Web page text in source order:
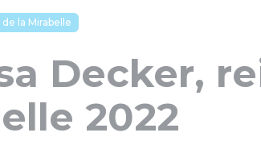
de la Mirabelle
Decker,
2022